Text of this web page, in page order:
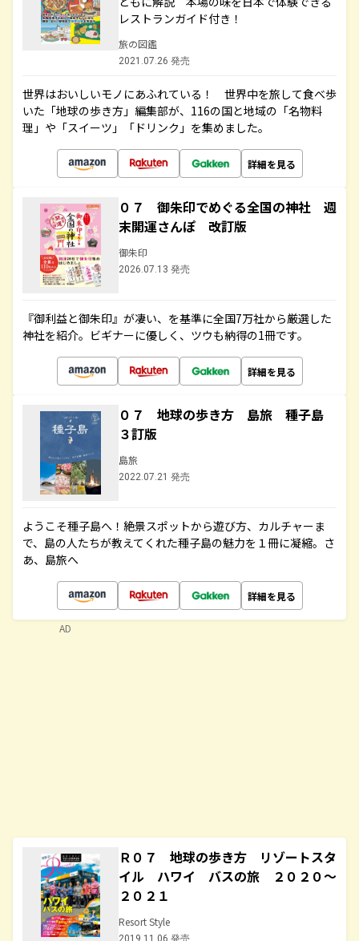
レストランガイド付き！
旅の図鑑
2021.07.26 発売
世界はおいしいモノにあふれている！ 世界中を旅して食べ歩
いた「地球の歩き方」編集部が、116の国と地域の「名物料
理」や「スイーツ」「ドリンク」を集めました。
詳細を見る
０７ 御朱印でめぐる全国の神社 週
末開運さんぽ 改訂版
御朱印
2026.07.13 発売
『御利益と御朱印』が凄い、を基準に全国7万社から厳選した
神社を紹介。ビギナーに優しく、ツウも納得の1冊です。
詳細を見る
０７ 地球の歩き方 島旅 種子島
３訂版
島旅
2022.07.21 発売
ようこそ種子島へ！絶景スポットから遊び方、カルチャーま
で、島の人たちが教えてくれた種子島の魅力を１冊に凝縮。さ
あ、島旅へ
詳細を見る
Ｒ０７ 地球の歩き方 リゾートスタ
イル ハワイ バスの旅 ２０２０～
２０２１
Resort Style
2019.11.06 発売
AD